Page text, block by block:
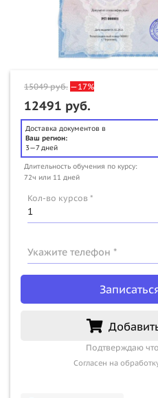
15049руб. —17%
12491 руб.
Доставка документов в
Ваш регион:
3—7 дней
Длительность обучения по курсу:
72ч или 11 дней
Кол-во курсов *
Укажите телефон *
Подтверждаю
Согласен на